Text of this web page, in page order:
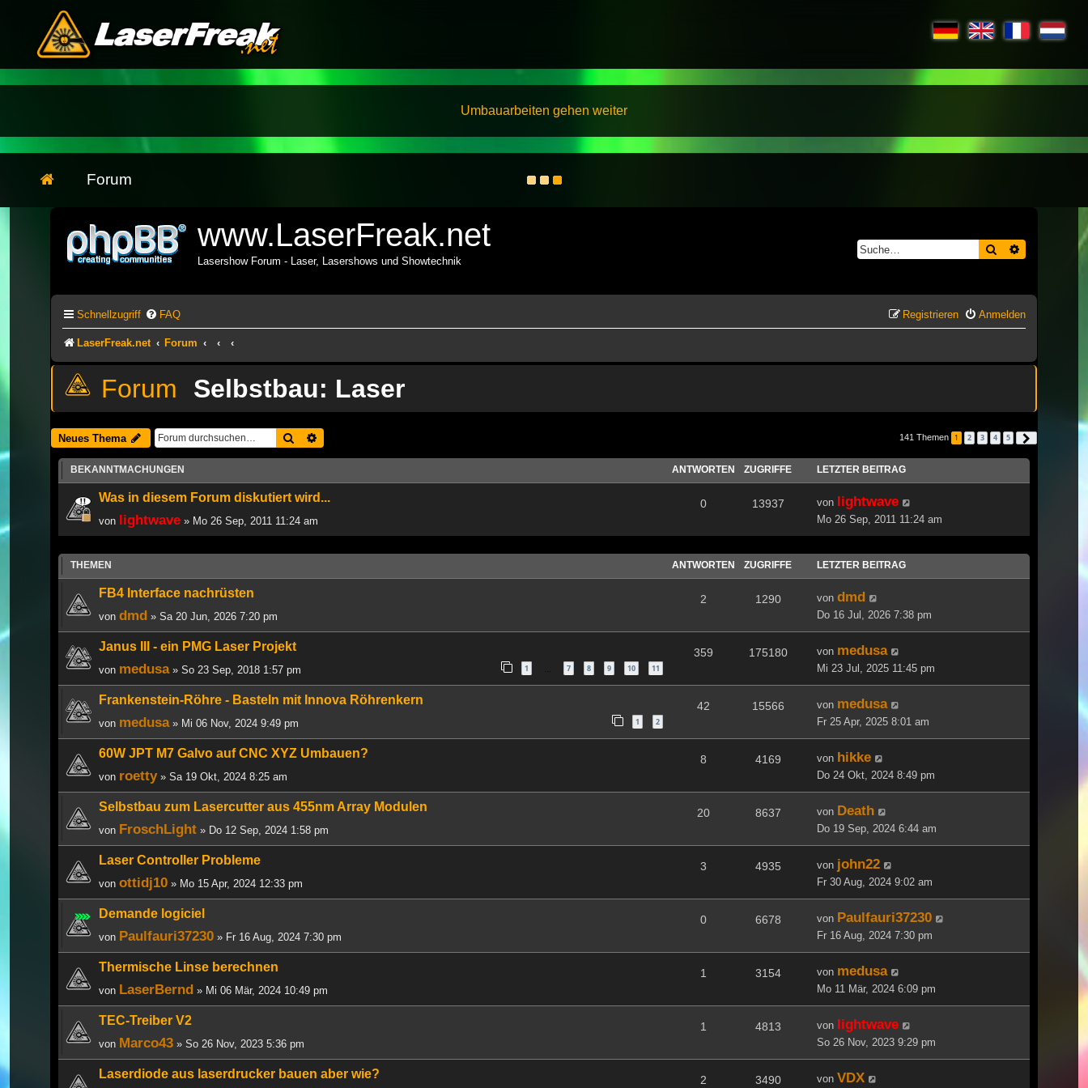
Umbauarbeiten gehen weiter
Forum
www.LaserFreak.net
Lasershow Forum - Laser, Lasershows und Showtechnik
Suche Erweiterte
Schnellzugriff FAQ Anmelden
Registrieren
LaserFreak.net Forum
Selbstbau: Laser
Neues Thema Suche 141 Themen 1 2 3 4 5
BEKANNTMACHUNGEN ANTWORTEN ZUGRIFFE LETZTER BEITRAG
Was in diesem Forum diskutiert wird...
von lightwave » Mo 26 Sep, 2011 11:24 am
0 13937 von lightwave
Mo 26 Sep, 2011 11:24 am
THEMEN ANTWORTEN ZUGRIFFE LETZTER BEITRAG
FB4 Interface nachrüsten
von dmd » Sa 20 Jun, 2026 7:20 pm
2 1290 von dmd
Do 16 Jul, 2026 7:38 pm
Janus III - ein PMG Laser Projekt
von medusa» So 23 Sep, 2018 1:57 pm 1 7 8 9 10 11
359 175180 von medusa
Mi 23 Jul, 2025 11:45 pm
Frankenstein-Röhre - Basteln mit Innova Röhrenkern
von medusa» Mi 06 Nov, 2024 9:49 pm 1 2
42 15566 von medusa
Fr 25 Apr, 2025 8:01 am
60W JPT M7 Galvo auf CNC XYZ Umbauen?
von roetty» Sa 19 Okt, 2024 8:25 am
8 4169 von hikke
Do 24 Okt, 2024 8:49 pm
Selbstbau zum Lasercutter aus 455nm Array Modulen
von FroschLight » Do 12 Sep, 2024 1:58 pm
20 8637 von Death
Do 19 Sep, 2024 6:44 am
Laser Controller Probleme
von ottidj10 » Mo 15 Apr, 2024 12:33 pm
3 4935 von john22
Fr 30 Aug, 2024 9:02 am
Demande logiciel
von Paulfauri37230 » Fr 16 Aug, 2024 7:30 pm
0 6678 von Paulfauri37230
Fr 16 Aug, 2024 7:30 pm
Thermische Linse berechnen
von LaserBernd » Mi 06 Mär, 2024 10:49 pm
1 3154 von medusa
Mo 11 Mär, 2024 6:09 pm
TEC-Treiber V2
von Marco43 » So 26 Nov, 2023 5:36 pm
1 4813 von lightwave
So 26 Nov, 2023 9:29 pm
Laserdiode aus laserdrucker bauen aber wie? 2 3490 von VDX